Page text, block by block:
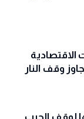
الاقتصادية
وقف النار